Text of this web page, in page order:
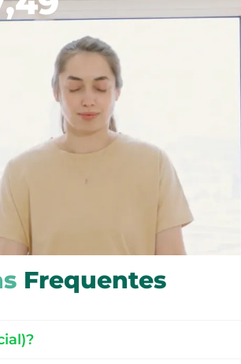
Frequentes